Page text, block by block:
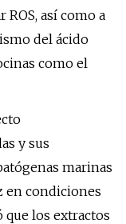
ROS, así como a
del ácido
como el
y sus
marinas
en condiciones
que los extractos